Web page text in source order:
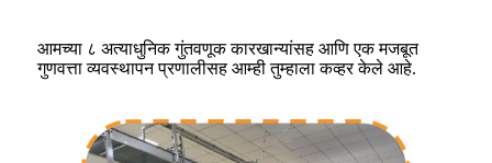
आमच्या ८ अत्याधुनिक गुंतवणूक कारखान्यांसह आणि एक मजबूत
गुणवत्ता व्यवस्थापन प्रणालीसह आम्ही तुम्हाला कव्हर केले आहे.